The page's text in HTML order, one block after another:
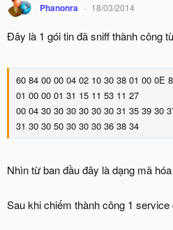
Phanonra 18/03/2014
Đây là 1 gói tin đã sniff thành công
60 84 00 00 04 02 10 30 38 01 00 0E
01 00 00 01 31 15 11 53 11 27
00 04 30 30 30 30 30 30 31 35 39 30
31 30 30 50 30 30 30 36 38 34
Nhìn từ ban đầu đây là dạng mã
Sau khi chiếm thành công 1 service